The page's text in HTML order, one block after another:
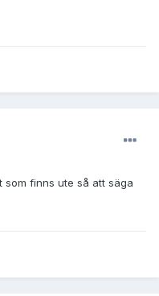
som finns ute så att säga